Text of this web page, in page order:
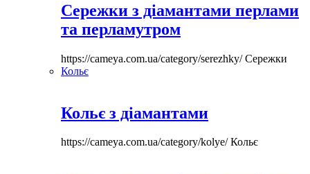
Сережки з діамантами перлами
та перламутром
https://cameya.com.ua/category/serezhky/Сережки
Кольє
Кольє з діамантами
https://cameya.com.ua/category/kolye/Кольє